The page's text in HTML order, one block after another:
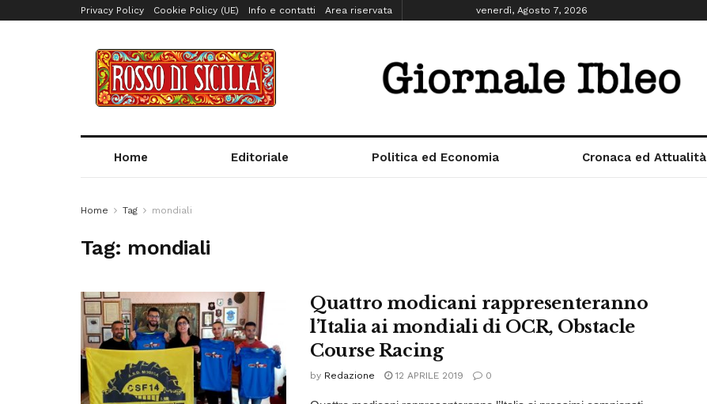
Privacy Policy Cookie Policy (UE) Info e contatti Area riservata venerdì, Agosto 7, 2026
Home Editoriale Politica ed Economia Cronaca ed Attualità
Home Tag mondiali
Tag: mondiali
Quattro modicani rappresenteranno
l’Italia ai mondiali di OCR, Obstacle
Course Racing
by Redazione 12 APRILE 2019 0